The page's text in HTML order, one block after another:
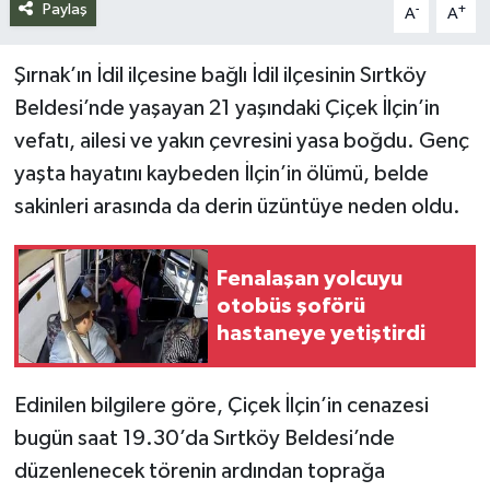
Paylaş A- A+
Şırnak’ın İdil ilçesine bağlı İdil ilçesinin Sırtköy
Beldesi’nde yaşayan 21 yaşındaki Çiçek İlçin’in
vefatı, ailesi ve yakın çevresini yasa boğdu. Genç
yaşta hayatını kaybeden İlçin’in ölümü, belde
sakinleri arasında da derin üzüntüye neden oldu.
Fenalaşan yolcuyu
otobüs şoförü
hastaneye yetiştirdi
Edinilen bilgilere göre, Çiçek İlçin’in cenazesi
bugün saat 19.30’da Sırtköy Beldesi’nde
düzenlenecek törenin ardından toprağa